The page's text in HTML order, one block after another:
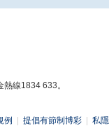
線1834 633。
例 提倡有節制博彩 私